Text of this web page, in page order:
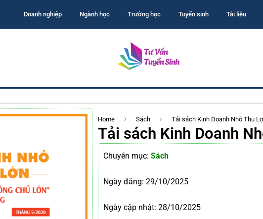
Doanh nghiệp Ngành học Trường học Tuyển sinh Tài liệu
Home Sách Tải sách Kinh Doanh Nhỏ Thu
Tải sách Kinh Doanh
Chuyên mục: Sách
Ngày đăng: 29/10/2025
Ngày cập nhật: 28/10/2025